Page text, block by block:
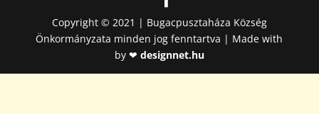
Copyright © 2021 | Bugacpusztaháza Község
Önkormányzata minden jog fenntartva | Made with
by ❤ designnet.hu